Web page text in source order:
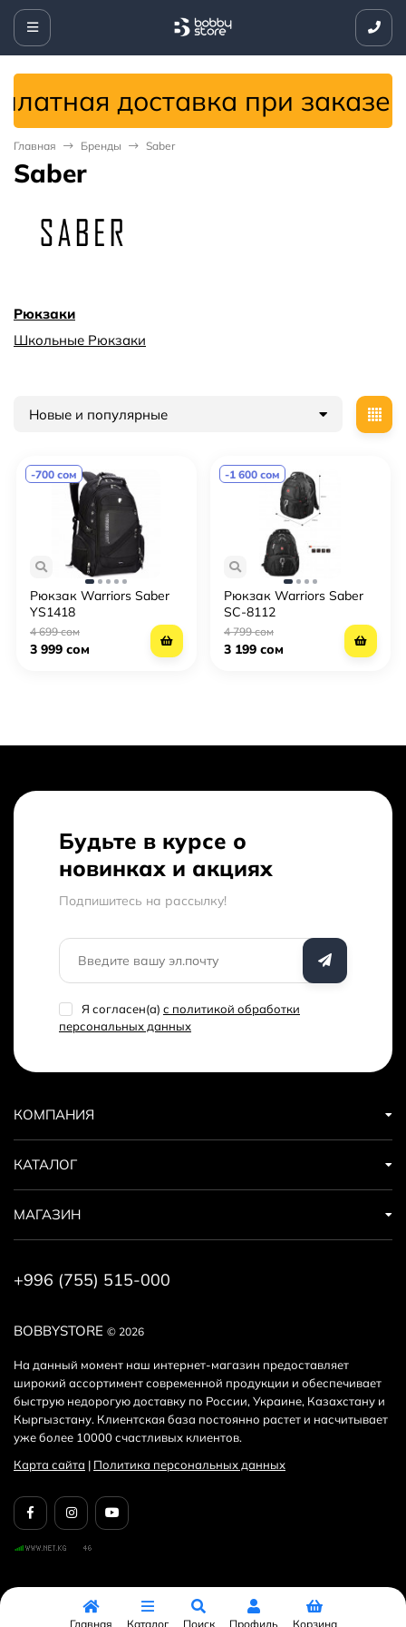
доставка при заказе
Главная Бренды Saber
Saber
Рюкзаки
Школьные Рюкзаки
Новые и популярные
-700 сом
Рюкзак Warriors Saber
YS1418
4 699 сом
3 999 сом
-1 600 сом
Рюкзак Warriors Saber
SC-8112
4 799 сом
3 199 сом
Будьте в курсе о
новинках и акциях
Подпишитесь на рассылкy!
Я согласен(a) с политикой обработки
персональных данных
BOBBYSTORE © 2026
На данный момент наш интернет-магазин предоставляет
широкий ассортимент современной продукции и обеспечивает
быструю недорогую доставку по России, Украине, Казахстану и
Кыргызстану. Клиентская база постоянно растет и насчитывает
уже более 10000 счастливых клиентов.
Карта сайта | Политика персональных данных
КОМПАНИЯ
КАТАЛОГ
МАГАЗИН
+996 (755) 515-000
Главная Каталог Поиск Профиль Корзина